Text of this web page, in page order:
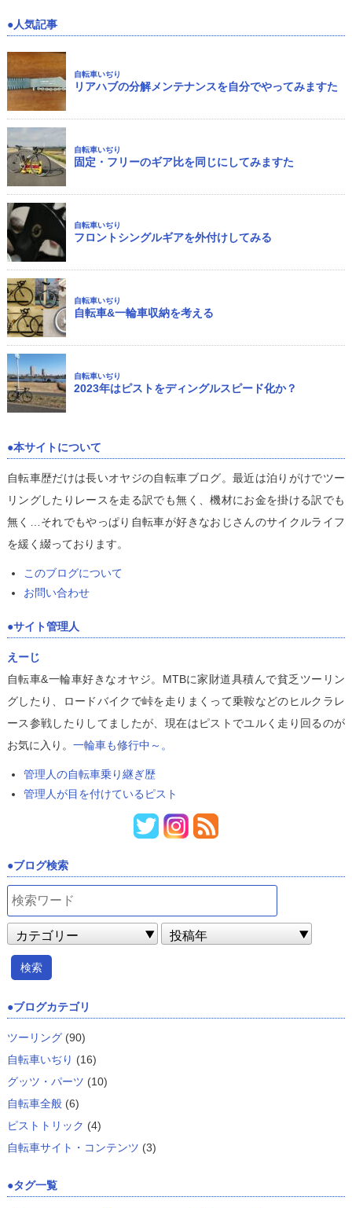
人気記事
自転車いぢり
リアハブの分解メンテナンスを自分でやってみますた
自転車いぢり
固定・フリーのギア比を同じにしてみますた
自転車いぢり
フロントシングルギアを外付けしてみる
自転車いぢり
自転車&一輪車収納を考える
自転車いぢり
2023年はピストをディングルスピード化か？
本サイトについて
自転車歴だけは長いオヤジの自転車ブログ。最近は泊りがけでツー
リングしたりレースを走る訳でも無く、機材にお金を掛ける訳でも
無く…それでもやっぱり自転車が好きなおじさんのサイクルライフ
を緩く綴っております。
このブログについて
お問い合わせ
サイト管理人
えーじ
自転車&一輪車好きなオヤジ。MTBに家財道具積んで貧乏ツーリン
グしたり、ロードバイクで峠を走りまくって乗鞍などのヒルクラレ
ース参戦したりしてましたが、現在はピストでユルく走り回るのが
お気に入り。 一輪車も修行中～。
管理人の自転車乗り継ぎ歴
管理人が目を付けているピスト
ブログ検索
ブログカテゴリ
ツーリング(90)
自転車いぢり (16)
グッツ・パーツ (10)
自転車全般(6)
ピストトリック (4)
自転車サイト・コンテンツ (3)
タグ一覧